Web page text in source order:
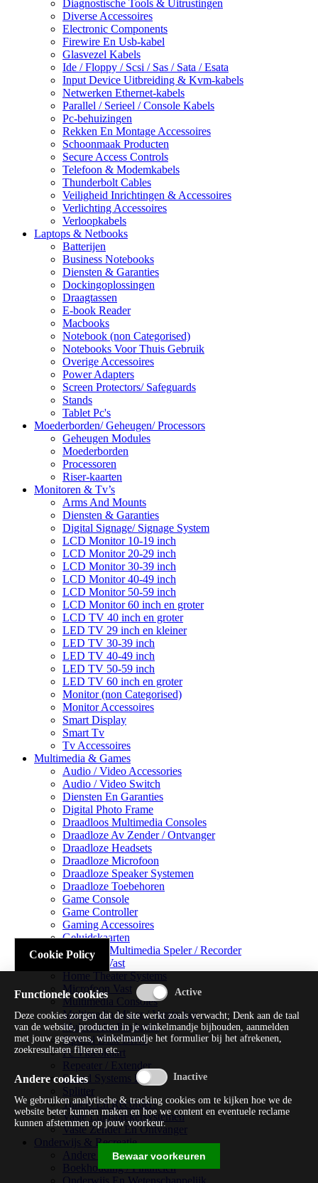
Diagnostische Tools & Uitrustingen
Diverse Accessoires
Electronic Components
Firewire En Usb-kabel
Glasvezel Kabels
Ide / Floppy / Scsi / Sas / Sata / Esata
Input Device Uitbreiding & Kvm-kabels
Netwerken Ethernet-kabels
Parallel / Serieel / Console Kabels
Pc-behuizingen
Rekken En Montage Accessoires
Schoonmaak Producten
Secure Access Controls
Telefoon & Modemkabels
Thunderbolt Cables
Veiligheid Inrichtingen & Accessoires
Verlichting Accessoires
Verloopkabels
Laptops & Netbooks
Batterijen
Business Notebooks
Diensten & Garanties
Dockingoplossingen
Draagtassen
E-book Reader
Macbooks
Notebook (non Categorised)
Notebooks Voor Thuis Gebruik
Overige Accessoires
Power Adapters
Screen Protectors/ Safeguards
Stands
Tablet Pc's
Moederborden/ Geheugen/ Processors
Geheugen Modules
Moederborden
Processoren
Riser-kaarten
Monitoren & Tv’s
Arms And Mounts
Diensten & Garanties
Digital Signage/ Signage System
LCD Monitor 10-19 inch
LCD Monitor 20-29 inch
LCD Monitor 30-39 inch
LCD Monitor 40-49 inch
LCD Monitor 50-59 inch
LCD Monitor 60 inch en groter
LCD TV 40 inch en groter
LED TV 29 inch en kleiner
LED TV 30-39 inch
LED TV 40-49 inch
LED TV 50-59 inch
LED TV 60 inch en groter
Monitor (non Categorised)
Monitor Accessoires
Smart Display
Smart Tv
Tv Accessoires
Multimedia & Games
Audio / Video Accessories
Audio / Video Switch
Diensten En Garanties
Digital Photo Frame
Draadloos Multimedia Consoles
Draadloze Av Zender / Ontvanger
Draadloze Headsets
Draadloze Microfoon
Draadloze Speaker Systemen
Draadloze Toebehoren
Game Console
Game Controller
Gaming Accessoires
Geluidskaarten
Handheld Multimedia Speler / Recorder
Headsets Vast
Home Theater Systems
Microfoon Vast
Multimedia Consoles
Multimedia Mixer / Versterker
Multimedia Productie
Optical Disk Drive
Pc Videokaart
Repeater / Extender
Sound Systems Hi-fi
Splitter
Tuners En Recorders
Vaste Luidsprekersystemen
Vaste Zender En Ontvanger
Onderwijs & Recreatie
Andere Beveiligingssoftware
Boekhouding / Financiën
Cookie Policy
Functionele cookies
Deze cookies zorgen dat de site werkt zoals verwacht; Denk aan de taal
van de website, producten in je winkelmandje bijhouden, aanmelden
met jouw gegevens, winkelmandje het formulier bij het afrekenen,
zoekresultaten filteren etc.
Andere cookies
We gebruiken analytische & tracking cookies om te kijken hoe we de
website beter kunnen maken en hoe we content en eventuele reclame
kunnen afstemmen op jouw voorkeur.
Bewaar voorkeuren